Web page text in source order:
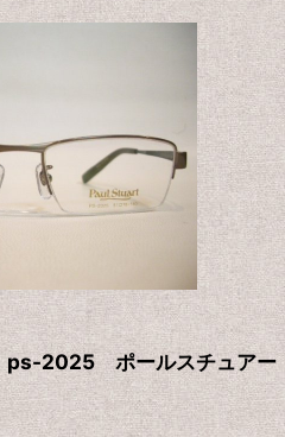
2025 ポールスチュアー